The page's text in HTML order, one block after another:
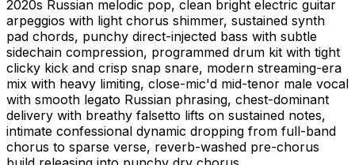
2020s Russian melodic pop, clean bright electric guitar
arpeggios with light chorus shimmer, sustained synth
pad chords, punchy direct-injected bass with subtle
sidechain compression, programmed drum kit with tight
clicky kick and crisp snap snare, modern streaming-era
mix with heavy limiting, close-mic'd mid-tenor male vocal
with smooth legato Russian phrasing, chest-dominant
delivery with breathy falsetto lifts on sustained notes,
intimate confessional dynamic dropping from full-band
chorus to sparse verse, reverb-washed pre-chorus